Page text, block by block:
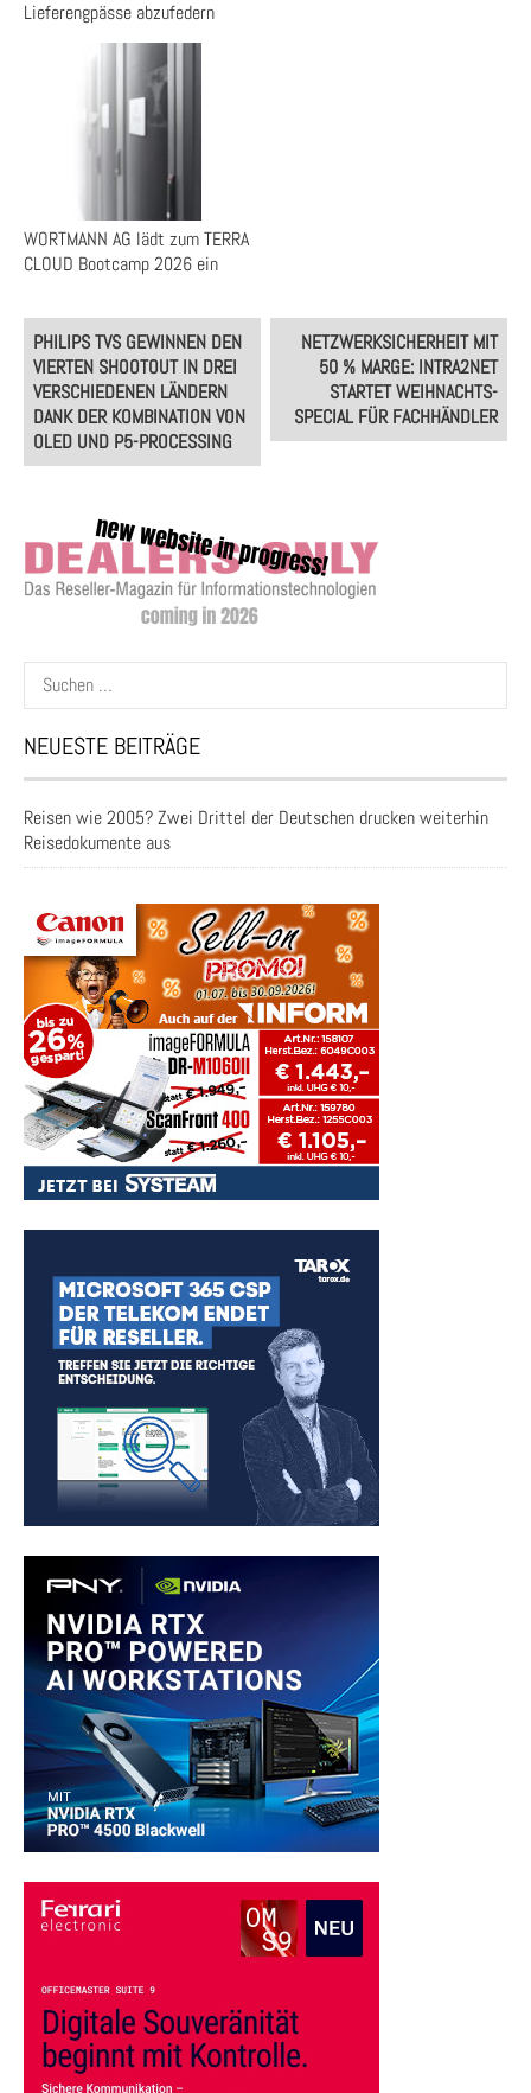
Lieferengpässe abzufedern
WORTMANN AG lädt zum TERRA
CLOUD Bootcamp 2026 ein
Post
navigation
PHILIPS TVS GEWINNEN DEN
VIERTEN SHOOTOUT IN DREI
VERSCHIEDENEN LÄNDERN
DANK DER KOMBINATION VON
OLED UND P5-PROCESSING
NETZWERKSICHERHEIT MIT
50 % MARGE: INTRA2NET
STARTET WEIHNACHTS-
SPECIAL FÜR FACHHÄNDLER
Suchen
nach:
NEUESTE BEITRÄGE
Reisen wie 2005? Zwei Drittel der Deutschen drucken weiterhin
Reisedokumente aus